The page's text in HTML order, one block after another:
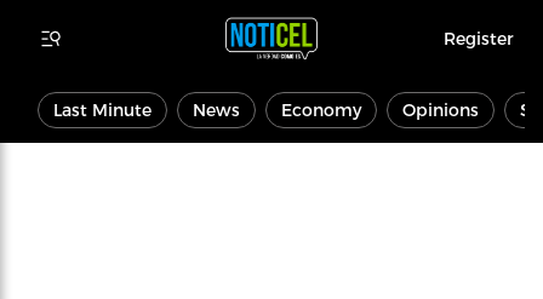
Register
Last Minute News Economy Opinions